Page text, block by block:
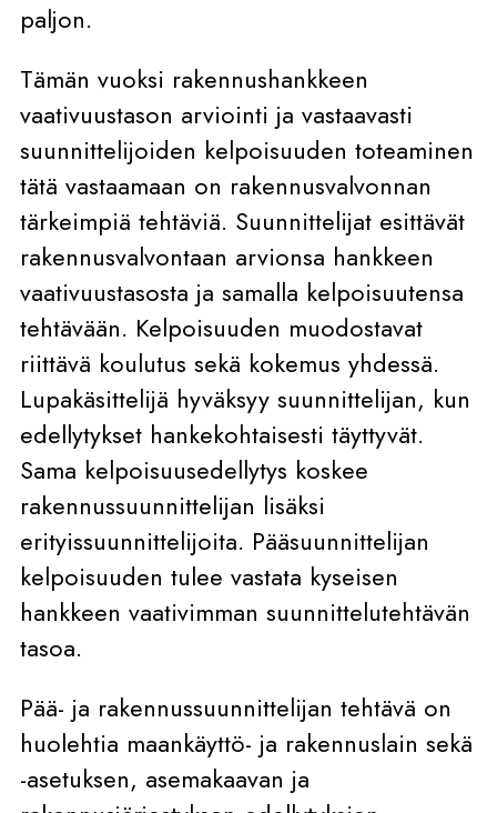
paljon.
Tämän vuoksi rakennushankkeen
vaativuustason arviointi ja vastaavasti
suunnittelijoiden kelpoisuuden toteaminen
tätä vastaamaan on rakennusvalvonnan
tärkeimpiä tehtäviä. Suunnittelijat esittävät
rakennusvalvontaan arvionsa hankkeen
vaativuustasosta ja samalla kelpoisuutensa
tehtävään. Kelpoisuuden muodostavat
riittävä koulutus sekä kokemus yhdessä.
Lupakäsittelijä hyväksyy suunnittelijan, kun
edellytykset hankekohtaisesti täyttyvät.
Sama kelpoisuusedellytys koskee
rakennussuunnittelijan lisäksi
erityissuunnittelijoita. Pääsuunnittelijan
kelpoisuuden tulee vastata kyseisen
hankkeen vaativimman suunnittelutehtävän
tasoa.
Pää- ja rakennussuunnittelijan tehtävä on
huolehtia maankäyttö- ja rakennuslain sekä
-asetuksen, asemakaavan ja